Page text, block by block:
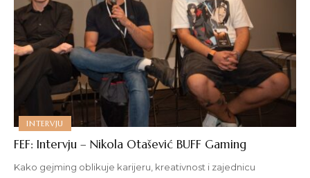
INTERVJU
FEF: Intervju – Nikola Otašević BUFF Gaming
Kako gejming oblikuje karijeru, kreativnost i zajednicu